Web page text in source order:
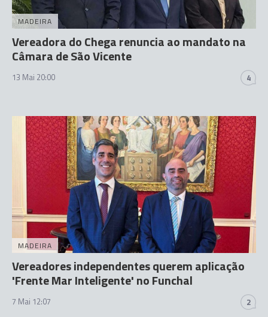
MADEIRA
Vereadora do Chega renuncia ao mandato na
Câmara de São Vicente
13 Mai 20:00 4
MADEIRA
Vereadores independentes querem aplicação
'Frente Mar Inteligente' no Funchal
7 Mai 12:07 2